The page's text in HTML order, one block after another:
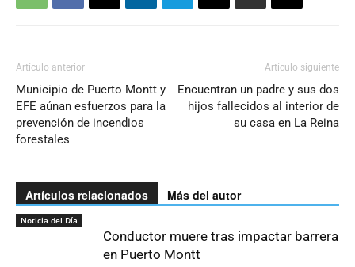
Artículo anterior
Municipio de Puerto Montt y
EFE aúnan esfuerzos para la
prevención de incendios
forestales
Artículo siguiente
Encuentran un padre y sus dos
hijos fallecidos al interior de
su casa en La Reina
Artículos relacionados Más del autor
Noticia del Día
Conductor muere tras impactar barrera
en Puerto Montt